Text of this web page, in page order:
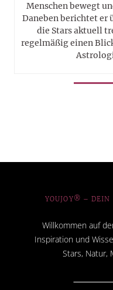
Menschen bewegt
Daneben berichtet er
die Stars aktuell
regelmäßig einen
YOUJOY® – DEIN
Willkommen auf
Inspiration und
Stars, Natur,